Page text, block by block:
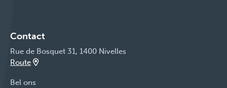
Contact
Rue de Bosquet 31, 1400 Nivelles
Route
Bel ons